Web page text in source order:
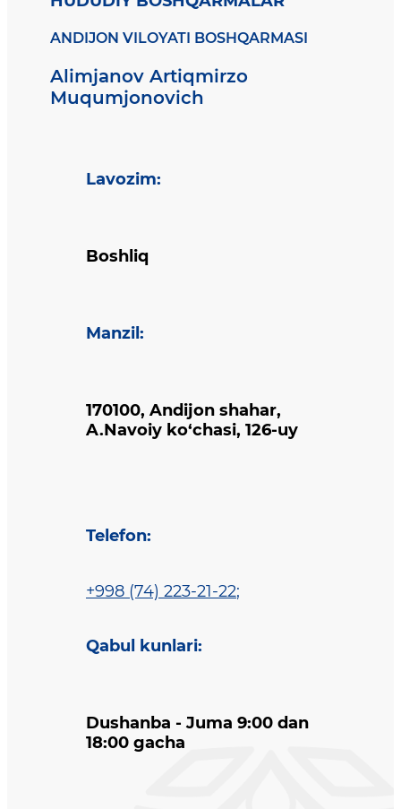
ANDIJON VILOYATI BOSHQARMASI
Alimjanov Artiqmirzo
Muqumjonovich
Lavozim:
Boshliq
Manzil :
170100, Andijon shahar,
A.Navoiy ko‘chasi, 126-uy
Telefon:
+998 (74) 223-21-22;
Qabul kunlari:
Dushanba - Juma 9:00 dan
18:00 gacha